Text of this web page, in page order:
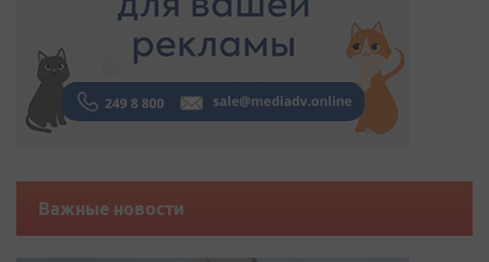
Важные новости